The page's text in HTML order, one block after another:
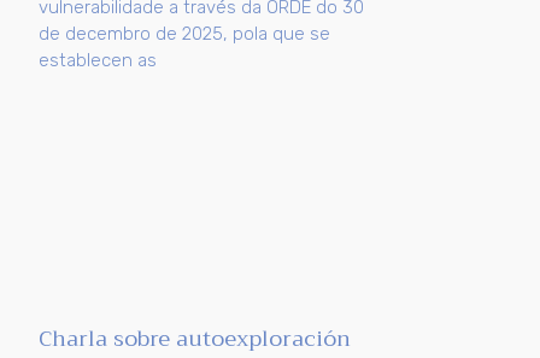
vulnerabilidade a través da ORDE do 30
de decembro de 2025, pola que se
establecen as
Charla sobre autoexploración